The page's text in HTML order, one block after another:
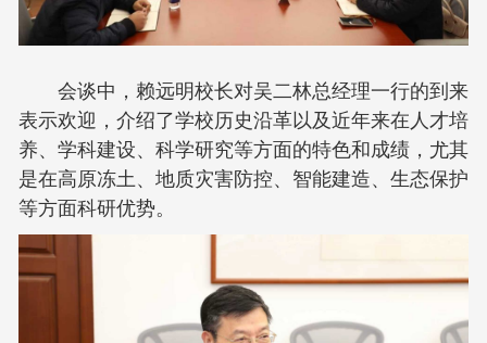
会谈中，赖远明校长对吴二林总经理一行的到来
表示欢迎，介绍了学校历史沿革以及近年来在人才培
养、学科建设、科学研究等方面的特色和成绩，尤其
是在高原冻土、地质灾害防控、智能建造、生态保护
等方面科研优势。